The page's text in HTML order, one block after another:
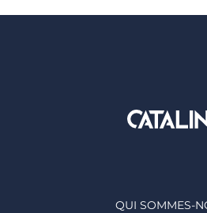
QUI SOMMES-